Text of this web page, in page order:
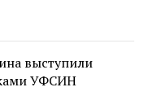
выступили
УФСИН